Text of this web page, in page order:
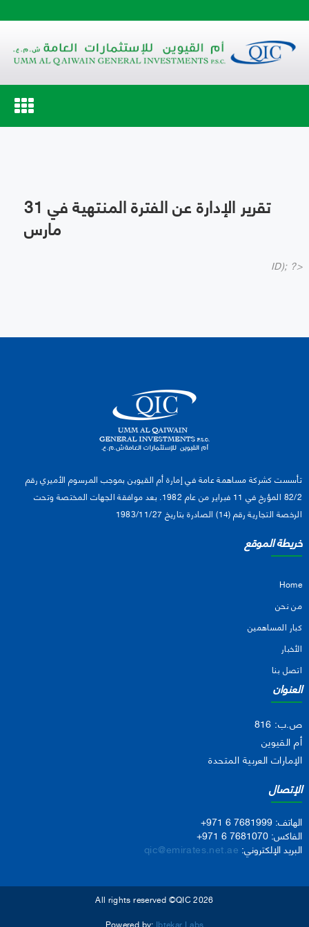
Toggle
navigation
تقرير الإدارة عن الفترة المنتهية في 31
مارس
ID); ?>
تأسست كشركة مساهمة عامة في إمارة أم القيوين بموجب المرسوم الأميري رقم
82/2 المؤرخ في 11 فبراير من عام 1982. بعد موافقة الجهات المختصة وتحت
الرخصة التجارية رقم (14) الصادرة بتاريخ 1983/11/27
خريطة الموقع
Home
من نحن
كبار المساهمين
الأخبار
اتصل بنا
العنوان
ص.ب: 816
أم القيوين
الإمارات العربية المتحدة
الإتصال
الهاتف: +971 6 7681999
الفاكس: +971 6 7681070
البريد الإلكتروني: qic@emirates.net.ae
All rights reserved ©QIC 2026
Powered by: Ibtekar Labs